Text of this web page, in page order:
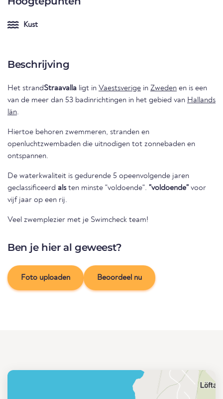
Kust
Beschrijving
Het strandStraavalla ligt in Vaestsverige in Zweden en is een
van de meer dan 53 badinrichtingen in het gebied van Hallands
län.
Hiertoe behoren zwemmeren, stranden en
openluchtzwembaden die uitnodigen tot zonnebaden en
ontspannen.
De waterkwaliteit is gedurende 5 opeenvolgende jaren
geclassificeerd alsten minste "voldoende". "voldoende" voor
vijf jaar op een rij.
Veel zwemplezier met je Swimcheck team!
Ben je hier al geweest?
Foto uploaden Beoordeel nu